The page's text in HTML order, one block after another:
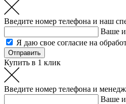
Введите номер телефона и наш
Ваше
Я даю свое согласие на
Купить в 1 клик
Введите номер телефона и
Ваше